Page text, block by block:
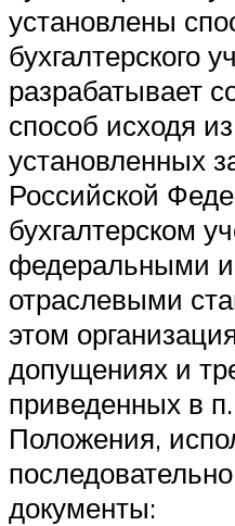
установлены
бухгалтерского
разрабатывает
способ исходя
установленных
Российской
бухгалтерском
федеральными
отраслевыми
этом
допущениях и
приведенных в
Положения,
документы: